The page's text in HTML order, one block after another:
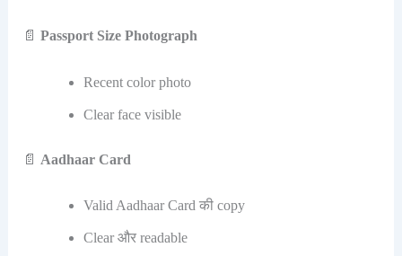
📄 Passport Size Photograph
Recent color photo
Clear face visible
📄 Aadhaar Card
Valid Aadhaar Card की copy
Clear और readable